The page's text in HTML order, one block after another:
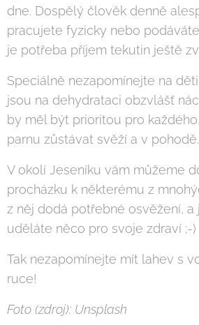
dne. Dospělý člověk denně
pracujete fyzicky nebo
je potřeba příjem tekutin ještě
Speciálně nezapomínejte na
jsou na dehydrataci obzvlášť
by měl být prioritou pro
parnu zůstávat svěží a v pohodě.
V okolí Jeseníku vám můžeme
procházku k některému z
z něj dodá potřebné osvěžení, a
uděláte něco pro svoje zdraví ;-)
Tak nezapomínejte mít lahev s
ruce!
Foto (zdroj): Unsplash